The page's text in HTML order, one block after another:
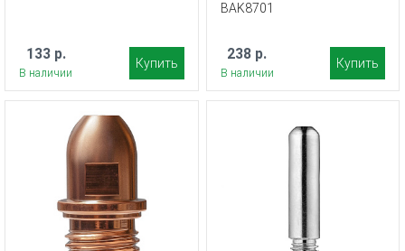
133 р.
В наличии
Купить
BAK8701
238 р.
В наличии
Купить